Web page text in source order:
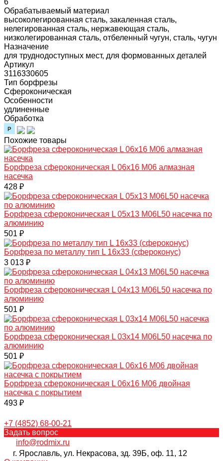
Обрабатываемый материал
высоколегированная сталь, закаленная сталь,
нелегированная сталь, нержавеющая сталь,
низколегированная сталь, отбеленный чугун, сталь, чугун
Назначение
для труднодоступных мест, для формованных деталей
Артикул
3116330605
Тип борфрезы
Сфероконическая
Особенности
удлиненные
Обработка
Похожие товары
Борфреза сфероконическая L 06х16 M06 алмазная
насечка
428 ₽
Борфреза сфероконическая L 05х13 M06L50 насечка по
алюминию
501 ₽
Борфреза по металлу тип L 16х33 (сфероконус)
3 013 ₽
Борфреза сфероконическая L 04х13 M06L50 насечка по
алюминию
501 ₽
Борфреза сфероконическая L 03х14 M06L50 насечка по
алюминию
501 ₽
Борфреза сфероконическая L 06х16 M06 двойная
насечка с покрытием
493 ₽
+7 (4852) 68-00-21
Задать вопрос
info@rodmix.ru
г. Ярославль, ул. Некрасова, зд. 39Б, оф. 11, 12